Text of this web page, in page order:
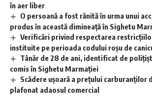
în aer liber
O persoană a fost rănită în urma unui
produs în această dimineață în Sighetu
Verificări privind respectarea
instituite pe perioada codului roșu de
Tânăr de 28 de ani, identificat de
comis în Sighetu Marmației
Scădere ușoară a prețului carburanților
plafonat adaosul comercial